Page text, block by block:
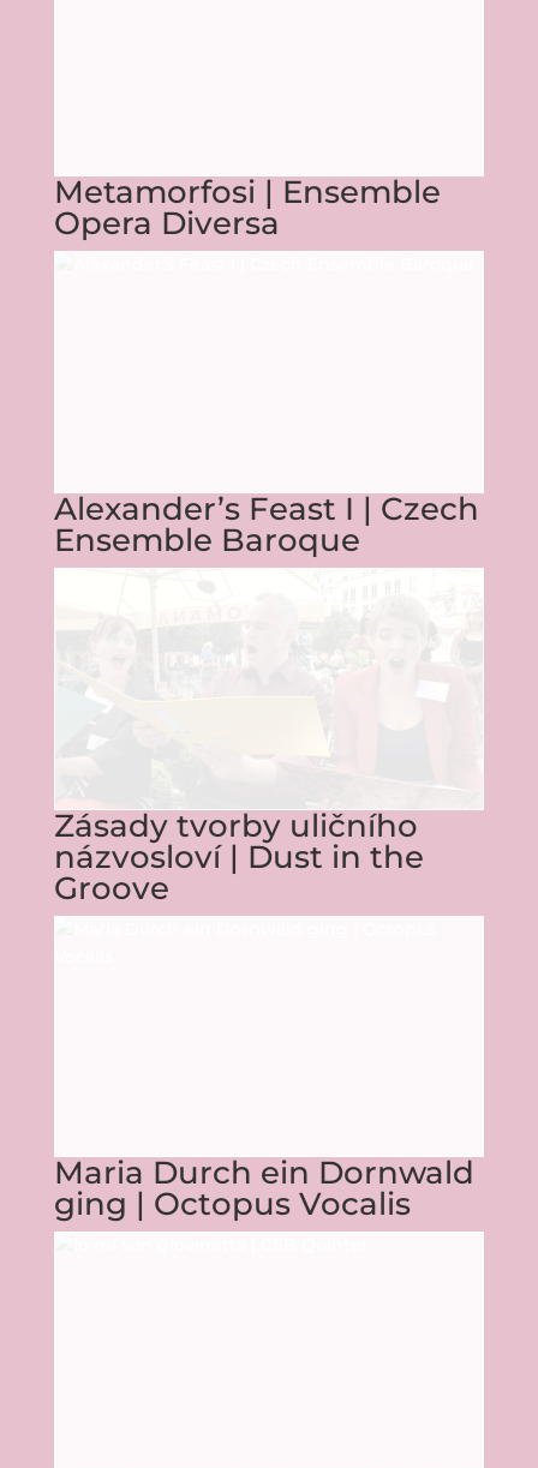
Metamorfosi | Ensemble
Opera Diversa
Alexander’s Feast I | Czech
Ensemble Baroque
Zásady tvorby uličního
názvosloví | Dust in the
Groove
Maria Durch ein Dornwald
ging | Octopus Vocalis